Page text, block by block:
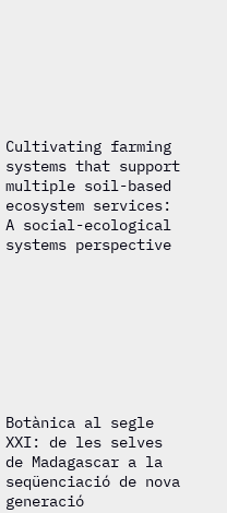
Cultivating farming
systems that support
multiple soil-based
ecosystem services:
A social-ecological
systems perspective
Botànica al segle
XXI: de les selves
de Madagascar a la
seqüenciació de nova
generació